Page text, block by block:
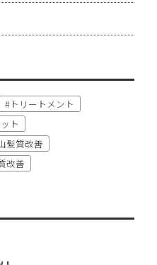
トリートメント
ト
髪質改善
改善